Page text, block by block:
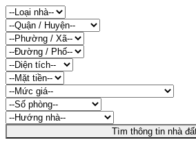
Tìm thông tin nhà